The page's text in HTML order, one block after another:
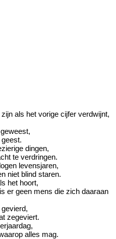
als het vorige cijfer verdwijnt,
dingen,
te verdringen.
levensjaren,
niet blind staren.
het hoort,
er geen mens die zich daaraan
zegeviert.
alles mag.